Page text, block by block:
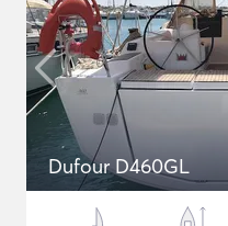
Dufour D460GL